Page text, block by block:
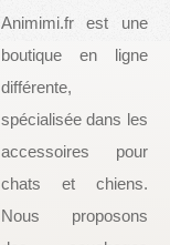
Animimi.fr est une
boutique en ligne
différente,
spécialisée dans les
accessoires pour
chats et chiens.
Nous proposons